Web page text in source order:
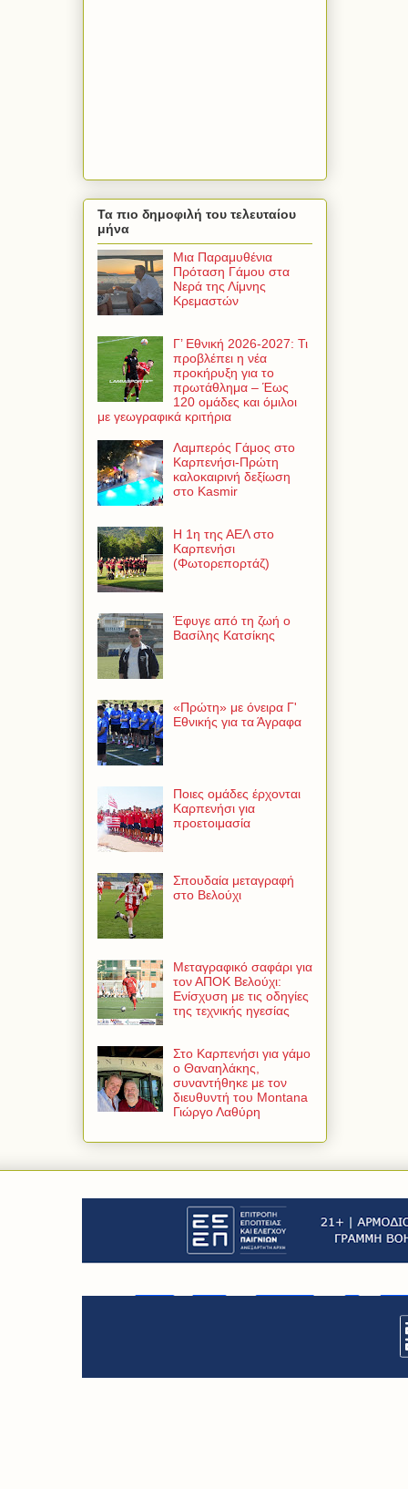
Τα πιο δημοφιλή του τελευταίου
μήνα
Μια Παραμυθένια
Πρόταση Γάμου στα
Νερά της Λίμνης
Κρεμαστών
Γ’ Εθνική 2026-2027: Τι
προβλέπει η νέα
προκήρυξη για το
πρωτάθλημα – Έως
120 ομάδες και όμιλοι
με γεωγραφικά κριτήρια
Λαμπερός Γάμος στο
Καρπενήσι-Πρώτη
καλοκαιρινή δεξίωση
στο Kasmir
Η 1η της ΑΕΛ στο
Καρπενήσι
(Φωτορεπορτάζ)
Έφυγε από τη ζωή ο
Βασίλης Κατσίκης
«Πρώτη» με όνειρα Γ'
Εθνικής για τα Άγραφα
Ποιες ομάδες έρχονται
Καρπενήσι για
προετοιμασία
Σπουδαία μεταγραφή
στο Βελούχι
Μεταγραφικό σαφάρι για
τον ΑΠΟΚ Βελούχι:
Ενίσχυση με τις οδηγίες
της τεχνικής ηγεσίας
Στο Καρπενήσι για γάμο
ο Θαναηλάκης,
συναντήθηκε με τον
διευθυντή του Montana
Γιώργο Λαθύρη